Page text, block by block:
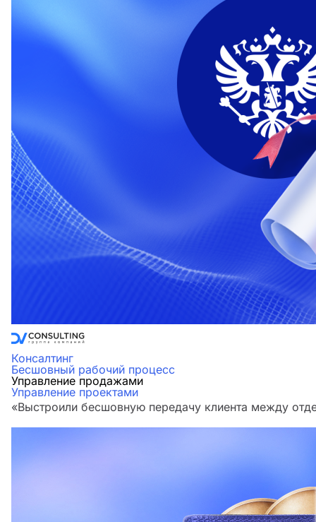
Консалтинг
Бесшовный рабочий процесс
Управление продажами
Управление проектами
«Выстроили бесшовную передачу клиента между